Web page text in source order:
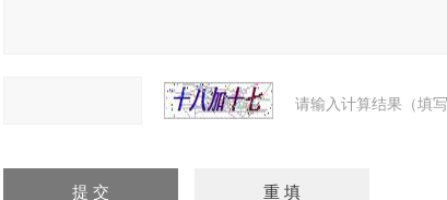
请输入计算结果（填